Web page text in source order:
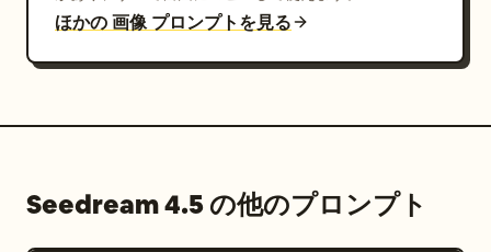
ほかの 画像 プロンプトを見る
Seedream 4.5 の他のプロンプト